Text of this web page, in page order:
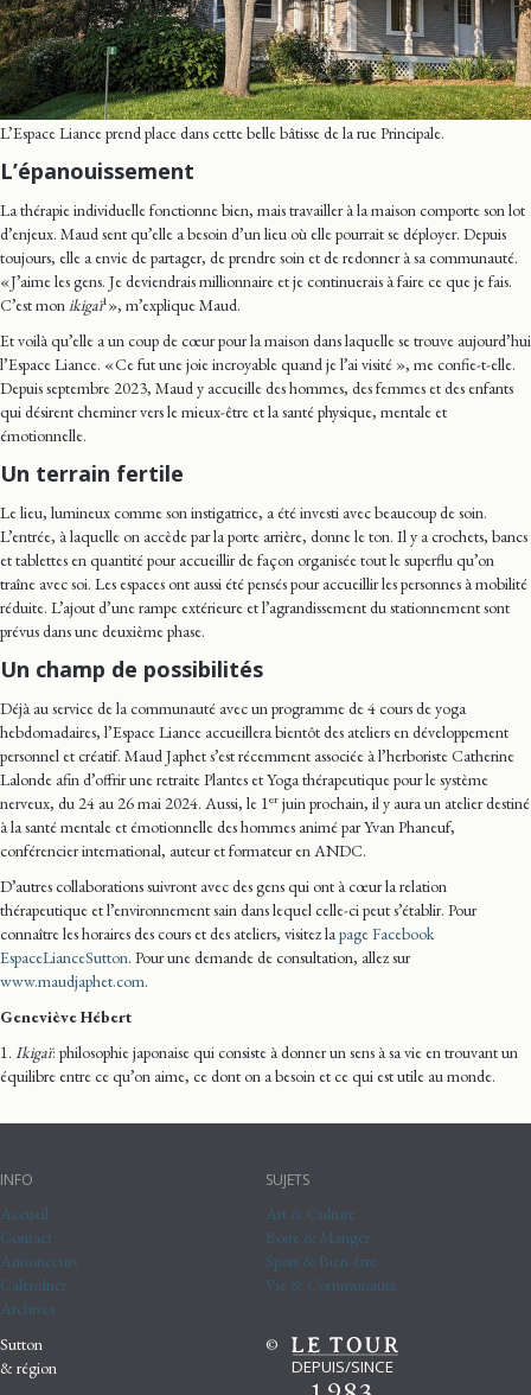
L’Espace Liance prend place dans cette belle bâtisse de la rue Principale.
L’épanouissement
La thérapie individuelle fonctionne bien, mais travailler à la maison comporte son lot
d’enjeux. Maud sent qu’elle a besoin d’un lieu où elle pourrait se déployer. Depuis
toujours, elle a envie de partager, de prendre soin et de redonner à sa communauté.
« J’aime les gens. Je deviendrais millionnaire et je continuerais à faire ce que je fais.
C’est monikigaï1 », m’explique Maud.
Et voilà qu’elle a un coup de cœur pour la maison dans laquelle se trouve aujourd’hui
l’Espace Liance. « Ce fut une joie incroyable quand je l’ai visité », me confie-t-elle.
Depuis septembre 2023, Maud y accueille des hommes, des femmes et des enfants
qui désirent cheminer vers le mieux-être et la santé physique, mentale et
émotionnelle.
Un terrain fertile
Le lieu, lumineux comme son instigatrice, a été investi avec beaucoup de soin.
L’entrée, à laquelle on accède par la porte arrière, donne le ton. Il y a crochets, bancs
et tablettes en quantité pour accueillir de façon organisée tout le superflu qu’on
traîne avec soi. Les espaces ont aussi été pensés pour accueillir les personnes à mobilité
réduite. L’ajout d’une rampe extérieure et l’agrandissement du stationnement sont
prévus dans une deuxième phase.
Un champ de possibilités
Déjà au service de la communauté avec un programme de 4 cours de yoga
hebdomadaires, l’Espace Liance accueillera bientôt des ateliers en développement
personnel et créatif. Maud Japhet s’est récemment associée à l’herboriste Catherine
Lalonde afin d’offrir une retraite Plantes et Yoga thérapeutique pour le système
nerveux, du 24 au 26 mai 2024. Aussi, le 1er juin prochain, il y aura un atelier destiné
à la santé mentale et émotionnelle des hommes animé par Yvan Phaneuf,
conférencier international, auteur et formateur en ANDC.
D’autres collaborations suivront avec des gens qui ont à cœur la relation
thérapeutique et l’environnement sain dans lequel celle-ci peut s’établir. Pour
connaître les horaires des cours et des ateliers, visitez lapage Facebook
EspaceLianceSutton. Pour une demande de consultation, allez sur
www.maudjaphet.com.
Geneviève Hébert
1. Ikigaï: philosophie japonaise qui consiste à donner un sens à sa vie en trouvant un
équilibre entre ce qu’on aime, ce dont on a besoin et ce qui est utile au monde.
INFO
Accueil
Contact
Annonceurs
Calendrier
Archives
SUJETS
Art & Culture
Boire & Manger
Sport & Bien-être
Vie & Communauté
Sutton
& région
©
DEPUIS/SINCE